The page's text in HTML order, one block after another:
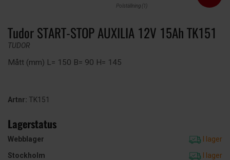
Polställning (1)
Tudor START-STOP AUXILIA 12V 15Ah TK151
TUDOR
Mått (mm) L= 150 B= 90 H= 145
Artnr: TK151
Lagerstatus
Webblager
I lager
Stockholm
I lager